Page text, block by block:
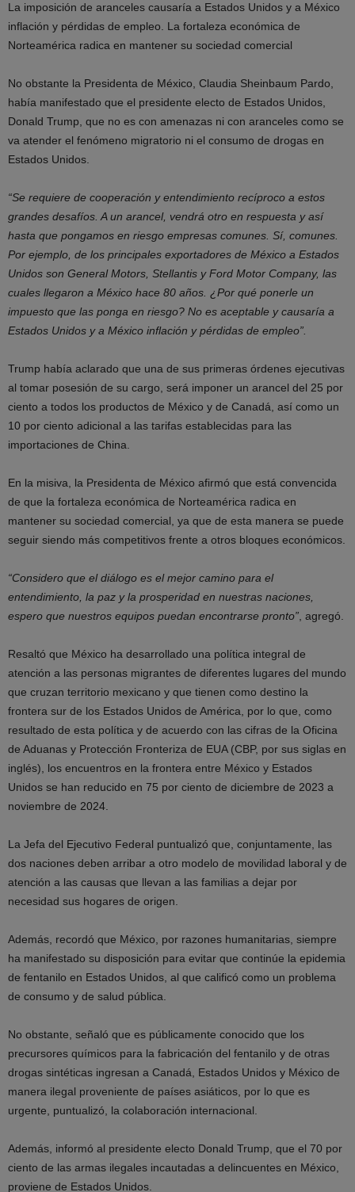
La imposición de aranceles causaría a Estados Unidos y a México
inflación y pérdidas de empleo. La fortaleza económica de
Norteamérica radica en mantener su sociedad comercial
No obstante la Presidenta de México, Claudia Sheinbaum Pardo,
había manifestado que el presidente electo de Estados Unidos,
Donald Trump, que no es con amenazas ni con aranceles como se
va atender el fenómeno migratorio ni el consumo de drogas en
Estados Unidos.
“Se requiere de cooperación y entendimiento recíproco a estos
grandes desafíos. A un arancel, vendrá otro en respuesta y así
hasta que pongamos en riesgo empresas comunes. Sí, comunes.
Por ejemplo, de los principales exportadores de México a Estados
Unidos son General Motors, Stellantis y Ford Motor Company, las
cuales llegaron a México hace 80 años. ¿Por qué ponerle un
impuesto que las ponga en riesgo? No es aceptable y causaría a
Estados Unidos y a México inflación y pérdidas de empleo”.
Trump había aclarado que una de sus primeras órdenes ejecutivas
al tomar posesión de su cargo, será imponer un arancel del 25 por
ciento a todos los productos de México y de Canadá, así como un
10 por ciento adicional a las tarifas establecidas para las
importaciones de China.
En la misiva, la Presidenta de México afirmó que está convencida
de que la fortaleza económica de Norteamérica radica en
mantener su sociedad comercial, ya que de esta manera se puede
seguir siendo más competitivos frente a otros bloques económicos.
“Considero que el diálogo es el mejor camino para el
entendimiento, la paz y la prosperidad en nuestras naciones,
espero que nuestros equipos puedan encontrarse pronto” , agregó.
Resaltó que México ha desarrollado una política integral de
atención a las personas migrantes de diferentes lugares del mundo
que cruzan territorio mexicano y que tienen como destino la
frontera sur de los Estados Unidos de América, por lo que, como
resultado de esta política y de acuerdo con las cifras de la Oficina
de Aduanas y Protección Fronteriza de EUA (CBP, por sus siglas en
inglés), los encuentros en la frontera entre México y Estados
Unidos se han reducido en 75 por ciento de diciembre de 2023 a
noviembre de 2024.
La Jefa del Ejecutivo Federal puntualizó que, conjuntamente, las
dos naciones deben arribar a otro modelo de movilidad laboral y de
atención a las causas que llevan a las familias a dejar por
necesidad sus hogares de origen.
Además, recordó que México, por razones humanitarias, siempre
ha manifestado su disposición para evitar que continúe la epidemia
de fentanilo en Estados Unidos, al que calificó como un problema
de consumo y de salud pública.
No obstante, señaló que es públicamente conocido que los
precursores químicos para la fabricación del fentanilo y de otras
drogas sintéticas ingresan a Canadá, Estados Unidos y México de
manera ilegal proveniente de países asiáticos, por lo que es
urgente, puntualizó, la colaboración internacional.
Además, informó al presidente electo Donald Trump, que el 70 por
ciento de las armas ilegales incautadas a delincuentes en México,
proviene de Estados Unidos.